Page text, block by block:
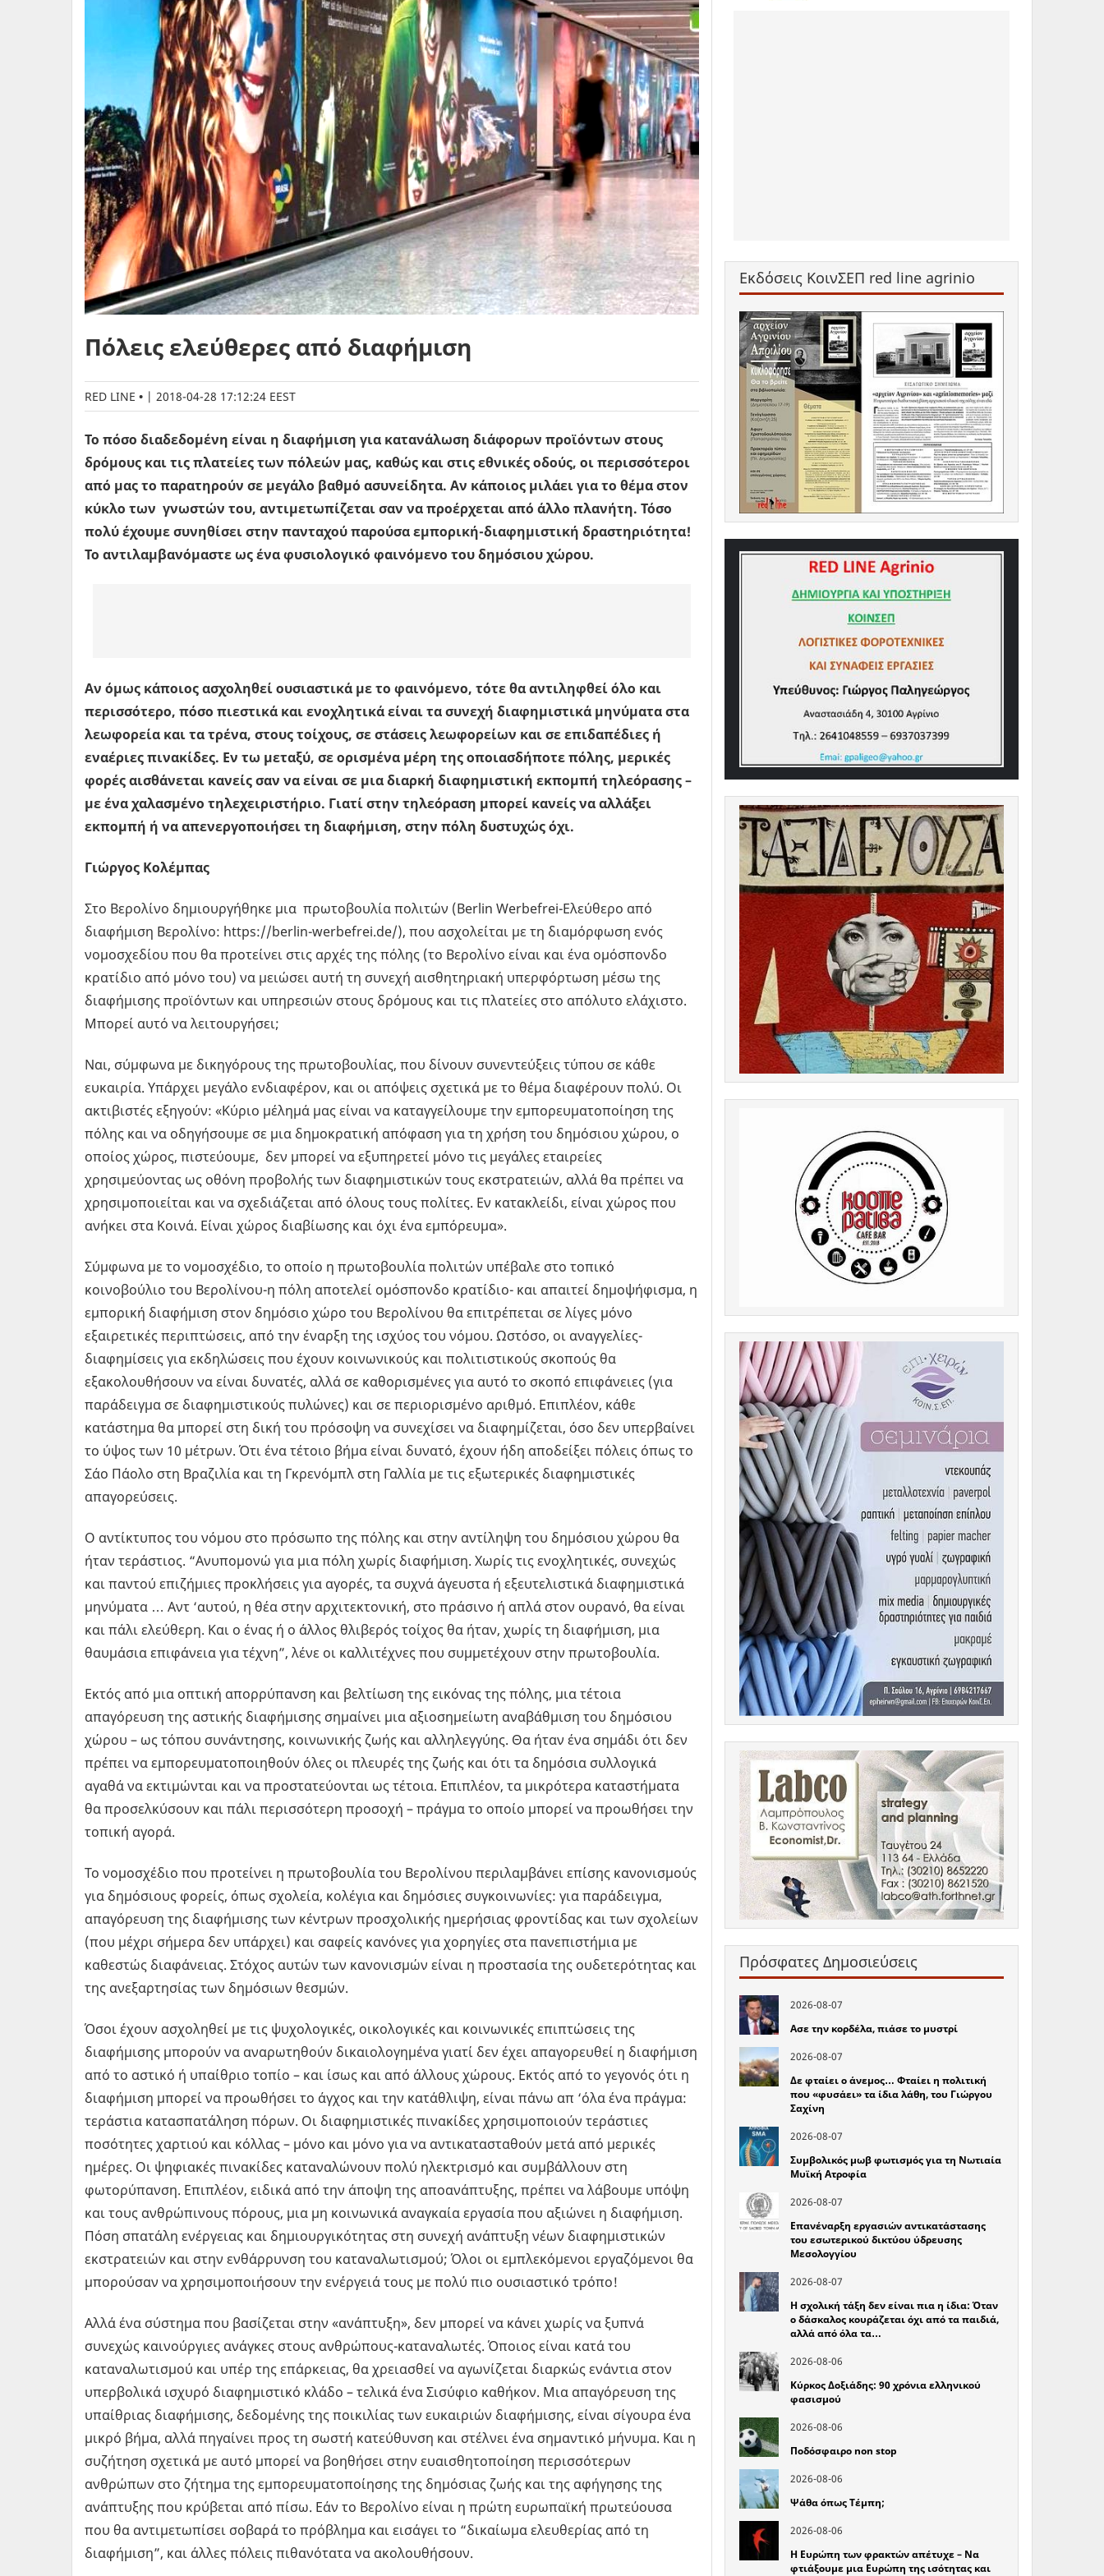
Πόλεις ελεύθερες από διαφήμιση
RED LINE | 2018-04-28 17:12:24 EEST
Το πόσο διαδεδομένη είναι η διαφήμιση για κατανάλωση διάφορων προϊόντων στους
δρόμους και τις πλατείες των πόλεών μας, καθώς και στις εθνικές οδούς, οι περισσότεροι
από μας το παρατηρούν σε μεγάλο βαθμό ασυνείδητα. Αν κάποιος μιλάει για το θέμα στον
κύκλο των γνωστών του, αντιμετωπίζεται σαν να προέρχεται από άλλο πλανήτη. Τόσο
πολύ έχουμε συνηθίσει στην πανταχού παρούσα εμπορική-διαφημιστική δραστηριότητα!
Το αντιλαμβανόμαστε ως ένα φυσιολογικό φαινόμενο του δημόσιου χώρου.
Αν όμως κάποιος ασχοληθεί ουσιαστικά με το φαινόμενο, τότε θα αντιληφθεί όλο και
περισσότερο, πόσο πιεστικά και ενοχλητικά είναι τα συνεχή διαφημιστικά μηνύματα στα
λεωφορεία και τα τρένα, στους τοίχους, σε στάσεις λεωφορείων και σε επιδαπέδιες ή
εναέριες πινακίδες. Εν τω μεταξύ, σε ορισμένα μέρη της οποιασδήποτε πόλης, μερικές
φορές αισθάνεται κανείς σαν να είναι σε μια διαρκή διαφημιστική εκπομπή τηλεόρασης –
με ένα χαλασμένο τηλεχειριστήριο. Γιατί στην τηλεόραση μπορεί κανείς να αλλάξει
εκπομπή ή να απενεργοποιήσει τη διαφήμιση, στην πόλη δυστυχώς όχι.
Γιώργος Κολέμπας
Στο Βερολίνο δημιουργήθηκε μια πρωτοβουλία πολιτών (Berlin Werbefrei-Ελεύθερο από
διαφήμιση Βερολίνο: https://berlin-werbefrei.de/), που ασχολείται με τη διαμόρφωση ενός
νομοσχεδίου που θα προτείνει στις αρχές της πόλης (το Βερολίνο είναι και ένα ομόσπονδο
κρατίδιο από μόνο του) να μειώσει αυτή τη συνεχή αισθητηριακή υπερφόρτωση μέσω της
διαφήμισης προϊόντων και υπηρεσιών στους δρόμους και τις πλατείες στο απόλυτο ελάχιστο.
Μπορεί αυτό να λειτουργήσει;
Ναι, σύμφωνα με δικηγόρους της πρωτοβουλίας, που δίνουν συνεντεύξεις τύπου σε κάθε
ευκαιρία. Υπάρχει μεγάλο ενδιαφέρον, και οι απόψεις σχετικά με το θέμα διαφέρουν πολύ. Οι
ακτιβιστές εξηγούν: «Κύριο μέλημά μας είναι να καταγγείλουμε την εμπορευματοποίηση της
πόλης και να οδηγήσουμε σε μια δημοκρατική απόφαση για τη χρήση του δημόσιου χώρου, ο
οποίος χώρος, πιστεύουμε, δεν μπορεί να εξυπηρετεί μόνο τις μεγάλες εταιρείες
χρησιμεύοντας ως οθόνη προβολής των διαφημιστικών τους εκστρατειών, αλλά θα πρέπει να
χρησιμοποιείται και να σχεδιάζεται από όλους τους πολίτες. Εν κατακλείδι, είναι χώρος που
ανήκει στα Κοινά. Είναι χώρος διαβίωσης και όχι ένα εμπόρευμα».
Σύμφωνα με το νομοσχέδιο, το οποίο η πρωτοβουλία πολιτών υπέβαλε στο τοπικό
κοινοβούλιο του Βερολίνου-η πόλη αποτελεί ομόσπονδο κρατίδιο- και απαιτεί δημοψήφισμα, η
εμπορική διαφήμιση στον δημόσιο χώρο του Βερολίνου θα επιτρέπεται σε λίγες μόνο
εξαιρετικές περιπτώσεις, από την έναρξη της ισχύος του νόμου. Ωστόσο, οι αναγγελίες-
διαφημίσεις για εκδηλώσεις που έχουν κοινωνικούς και πολιτιστικούς σκοπούς θα
εξακολουθήσουν να είναι δυνατές, αλλά σε καθορισμένες για αυτό το σκοπό επιφάνειες (για
παράδειγμα σε διαφημιστικούς πυλώνες) και σε περιορισμένο αριθμό. Επιπλέον, κάθε
κατάστημα θα μπορεί στη δική του πρόσοψη να συνεχίσει να διαφημίζεται, όσο δεν υπερβαίνει
το ύψος των 10 μέτρων. Ότι ένα τέτοιο βήμα είναι δυνατό, έχουν ήδη αποδείξει πόλεις όπως το
Σάο Πάολο στη Βραζιλία και τη Γκρενόμπλ στη Γαλλία με τις εξωτερικές διαφημιστικές
απαγορεύσεις.
Ο αντίκτυπος του νόμου στο πρόσωπο της πόλης και στην αντίληψη του δημόσιου χώρου θα
ήταν τεράστιος. “Ανυπομονώ για μια πόλη χωρίς διαφήμιση. Χωρίς τις ενοχλητικές, συνεχώς
και παντού επιζήμιες προκλήσεις για αγορές, τα συχνά άγευστα ή εξευτελιστικά διαφημιστικά
μηνύματα … Αντ ‘αυτού, η θέα στην αρχιτεκτονική, στο πράσινο ή απλά στον ουρανό, θα είναι
και πάλι ελεύθερη. Και ο ένας ή ο άλλος θλιβερός τοίχος θα ήταν, χωρίς τη διαφήμιση, μια
θαυμάσια επιφάνεια για τέχνη”, λένε οι καλλιτέχνες που συμμετέχουν στην πρωτοβουλία.
Εκτός από μια οπτική απορρύπανση και βελτίωση της εικόνας της πόλης, μια τέτοια
απαγόρευση της αστικής διαφήμισης σημαίνει μια αξιοσημείωτη αναβάθμιση του δημόσιου
χώρου – ως τόπου συνάντησης, κοινωνικής ζωής και αλληλεγγύης. Θα ήταν ένα σημάδι ότι δεν
πρέπει να εμπορευματοποιηθούν όλες οι πλευρές της ζωής και ότι τα δημόσια συλλογικά
αγαθά να εκτιμώνται και να προστατεύονται ως τέτοια. Επιπλέον, τα μικρότερα καταστήματα
θα προσελκύσουν και πάλι περισσότερη προσοχή – πράγμα το οποίο μπορεί να προωθήσει την
τοπική αγορά.
Το νομοσχέδιο που προτείνει η πρωτοβουλία του Βερολίνου περιλαμβάνει επίσης κανονισμούς
για δημόσιους φορείς, όπως σχολεία, κολέγια και δημόσιες συγκοινωνίες: για παράδειγμα,
απαγόρευση της διαφήμισης των κέντρων προσχολικής ημερήσιας φροντίδας και των σχολείων
(που μέχρι σήμερα δεν υπάρχει) και σαφείς κανόνες για χορηγίες στα πανεπιστήμια με
καθεστώς διαφάνειας. Στόχος αυτών των κανονισμών είναι η προστασία της ουδετερότητας και
της ανεξαρτησίας των δημόσιων θεσμών.
Όσοι έχουν ασχοληθεί με τις ψυχολογικές, οικολογικές και κοινωνικές επιπτώσεις της
διαφήμισης μπορούν να αναρωτηθούν δικαιολογημένα γιατί δεν έχει απαγορευθεί η διαφήμιση
από το αστικό ή υπαίθριο τοπίο – και ίσως και από άλλους χώρους. Εκτός από το γεγονός ότι η
διαφήμιση μπορεί να προωθήσει το άγχος και την κατάθλιψη, είναι πάνω απ ‘όλα ένα πράγμα:
τεράστια κατασπατάληση πόρων. Οι διαφημιστικές πινακίδες χρησιμοποιούν τεράστιες
ποσότητες χαρτιού και κόλλας – μόνο και μόνο για να αντικατασταθούν μετά από μερικές
ημέρες. Οι ψηφιακές πινακίδες καταναλώνουν πολύ ηλεκτρισμό και συμβάλλουν στη
φωτορύπανση. Επιπλέον, ειδικά από την άποψη της αποανάπτυξης, πρέπει να λάβουμε υπόψη
και τους ανθρώπινους πόρους, μια μη κοινωνικά αναγκαία εργασία που αξιώνει η διαφήμιση.
Πόση σπατάλη ενέργειας και δημιουργικότητας στη συνεχή ανάπτυξη νέων διαφημιστικών
εκστρατειών και στην ενθάρρυνση του καταναλωτισμού; Όλοι οι εμπλεκόμενοι εργαζόμενοι θα
μπορούσαν να χρησιμοποιήσουν την ενέργειά τους με πολύ πιο ουσιαστικό τρόπο!
Αλλά ένα σύστημα που βασίζεται στην «ανάπτυξη», δεν μπορεί να κάνει χωρίς να ξυπνά
συνεχώς καινούργιες ανάγκες στους ανθρώπους-καταναλωτές. Όποιος είναι κατά του
καταναλωτισμού και υπέρ της επάρκειας, θα χρειασθεί να αγωνίζεται διαρκώς ενάντια στον
υπερβολικά ισχυρό διαφημιστικό κλάδο – τελικά ένα Σισύφιο καθήκον. Μια απαγόρευση της
υπαίθριας διαφήμισης, δεδομένης της ποικιλίας των ευκαιριών διαφήμισης, είναι σίγουρα ένα
μικρό βήμα, αλλά πηγαίνει προς τη σωστή κατεύθυνση και στέλνει ένα σημαντικό μήνυμα. Και η
συζήτηση σχετικά με αυτό μπορεί να βοηθήσει στην ευαισθητοποίηση περισσότερων
ανθρώπων στο ζήτημα της εμπορευματοποίησης της δημόσιας ζωής και της αφήγησης της
ανάπτυξης που κρύβεται από πίσω. Εάν το Βερολίνο είναι η πρώτη ευρωπαϊκή πρωτεύουσα
που θα αντιμετωπίσει σοβαρά το πρόβλημα και εισάγει το “δικαίωμα ελευθερίας από τη
διαφήμιση”, και άλλες πόλεις πιθανότατα να ακολουθήσουν.
Εκδόσεις ΚοινΣΕΠ red line agrinio
Πρόσφατες Δημοσιεύσεις
2026-08-07
Ασε την κορδέλα, πιάσε το μυστρί
2026-08-07
Δε φταίει ο άνεμος… Φταίει η πολιτική
που «φυσάει» τα ίδια λάθη, του Γιώργου
Σαχίνη
2026-08-07
Συμβολικός μωβ φωτισμός για τη Νωτιαία
Μυϊκή Ατροφία
2026-08-07
Επανέναρξη εργασιών αντικατάστασης
του εσωτερικού δικτύου ύδρευσης
Μεσολογγίου
2026-08-07
Η σχολική τάξη δεν είναι πια η ίδια: Όταν
ο δάσκαλος κουράζεται όχι από τα παιδιά,
αλλά από όλα τα…
2026-08-06
Κύρκος Δοξιάδης: 90 χρόνια ελληνικού
φασισμού
2026-08-06
Ποδόσφαιρο non stop
2026-08-06
Ψάθα όπως Τέμπη;
2026-08-06
Η Ευρώπη των φρακτών απέτυχε – Να
φτιάξουμε μια Ευρώπη της ισότητας και